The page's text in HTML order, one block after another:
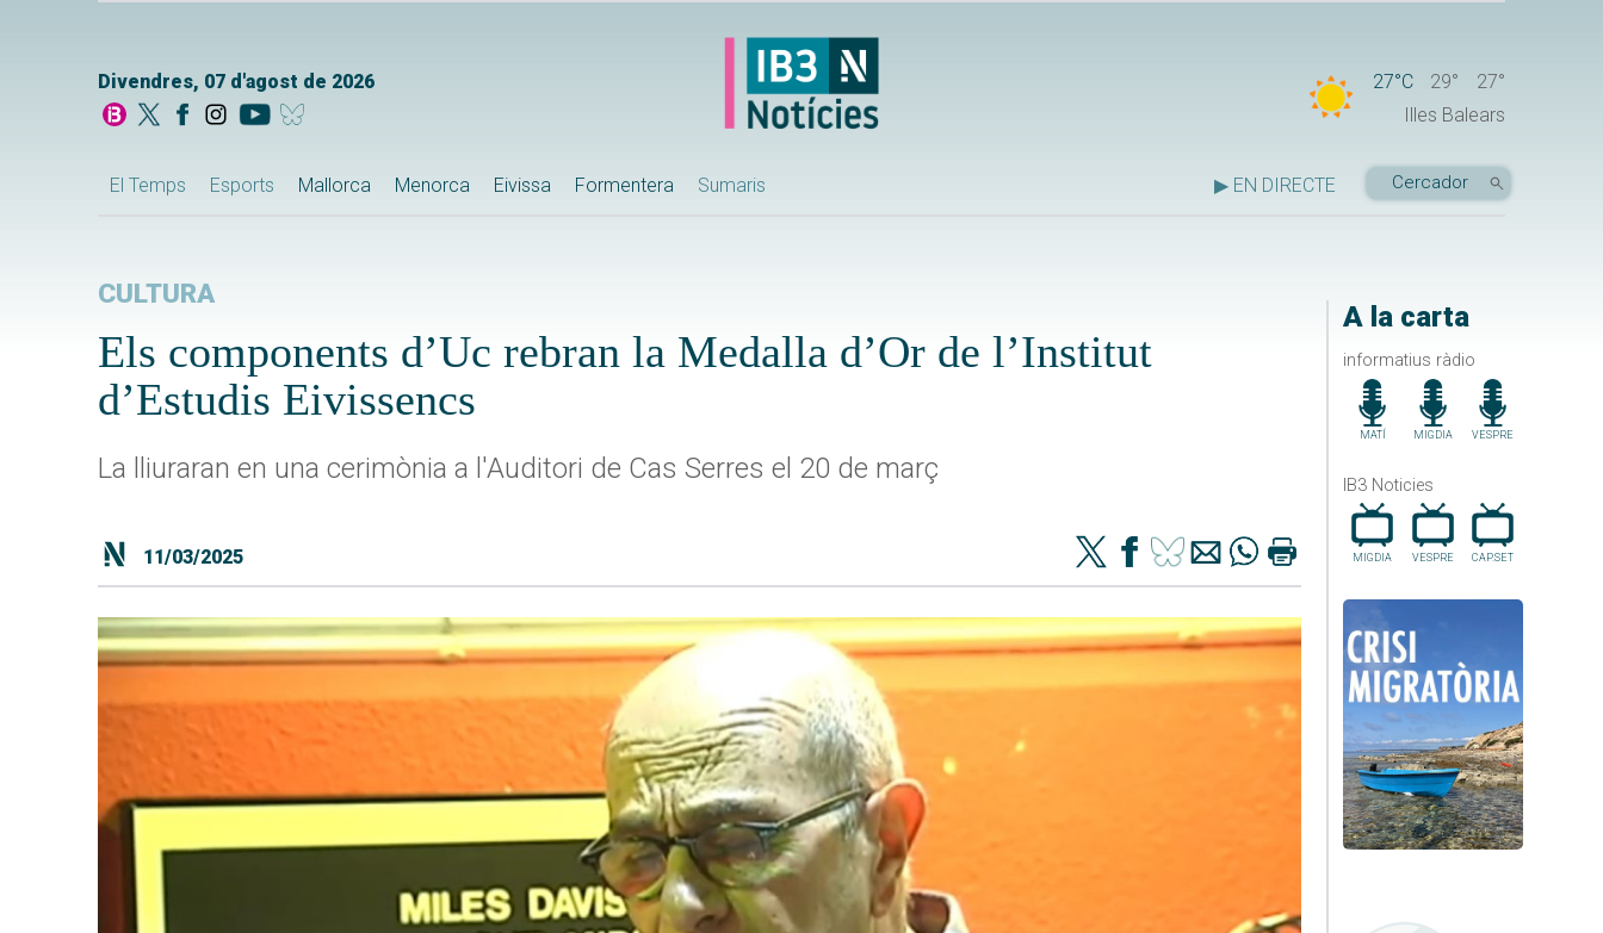
Divendres, 07 d'agost de 2026 27°C 29°
27°
Illes Balears
El Temps Esports Mallorca Menorca Eivissa Formentera Sumaris ▶ EN DIRECTE
A la carta
informatius ràdio
MATÍ MIGDIA VESPRE
IB3 Noticies
MIGDIA VESPRE CAP.SET
CULTURA
Els components d’Uc rebran la Medalla d’Or de l’Institut
d’Estudis Eivissencs
La lliuraran en una cerimònia a l'Auditori de Cas Serres el 20 de març
11/03/2025